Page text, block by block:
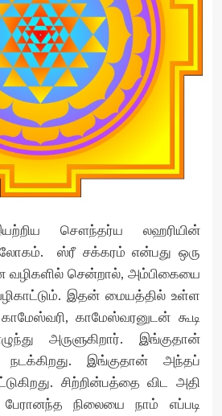
சௌந்தர்ய லஹரியின்
ஸ்ரீ சக்கரம் என்பது ஒரு
சென்றால், அம்பிகையை
இதன் மையத்தில் உள்ள
காமேஸ்வரனுடன் கூடி
அருளுகிறார். இங்குதான்
நடக்கிறது. இங்குதான் அந்தப்
சிற்றின்பத்தை விட அதி
நிலையை நாம் எப்படி